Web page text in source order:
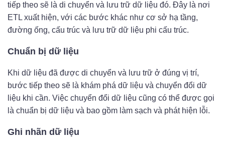
tiếp theo sẽ là di chuyển và lưu trữ dữ liệu đó. Đây là nơi
ETL xuất hiện, với các bước khác như cơ sở hạ tầng,
đường ống, cấu trúc và lưu trữ dữ liệu phi cấu trúc.
Chuẩn bị dữ liệu
Khi dữ liệu đã được di chuyển và lưu trữ ở đúng vị trí,
bước tiếp theo sẽ là khám phá dữ liệu và chuyển đổi dữ
liệu khi cần. Việc chuyển đổi dữ liệu cũng có thể được gọi
là chuẩn bị dữ liệu và bao gồm làm sạch và phát hiện lỗi.
Ghi nhãn dữ liệu